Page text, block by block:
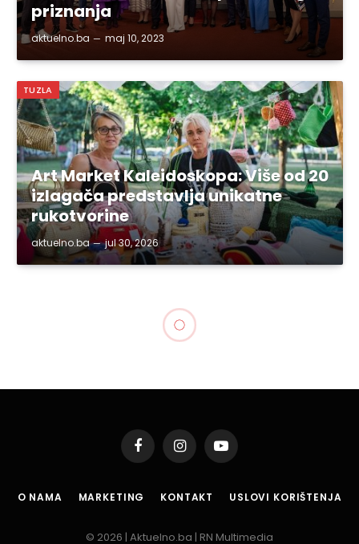
priznanja
aktuelno.ba maj 10, 2023
TUZLA
Art Market Kaleidoskopa: Više od 20
izlagača predstavlja unikatne
rukotvorine
aktuelno.ba jul 30, 2026
FacebookInstagramYouTube
O NAMA MARKETING KONTAKT USLOVI KORIŠTENJA
© 2026 | Aktuelno.ba | RN Multimedia